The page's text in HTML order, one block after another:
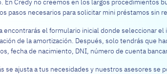
En Credy no creemos en los largos procedimientos
pasos necesarios para solicitar mini préstamos sin
encontrarás el formulario inicial donde seleccionar
de la amortización. Después, solo tendrás que
fecha de nacimiento, DNI, número de cuenta
se ajusta a tus necesidades y nuestros asesores